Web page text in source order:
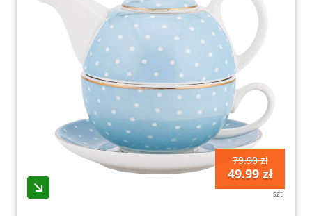
79.90 zł
49.99 zł
szt